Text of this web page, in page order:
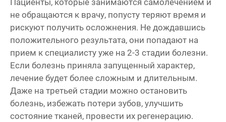
Пациенты, которые занимаются самолечением и
не обращаются к врачу, попусту теряют время и
рискуют получить осложнения. Не дождавшись
положительного результата, они попадают на
прием к специалисту уже на 2-3 стадии болезни.
Если болезнь приняла запущенный характер,
лечение будет более сложным и длительным.
Даже на третьей стадии можно остановить
болезнь, избежать потери зубов, улучшить
состояние тканей, провести их регенерацию.